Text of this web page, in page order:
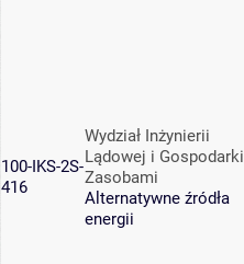
100-IKS-2S-
416
Wydział Inżynierii
Lądowej i Gospodarki
Zasobami
Alternatywne źródła
energii